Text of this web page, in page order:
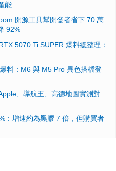
能
開源工具幫開發者省下 70 萬
92%
5070 Ti SUPER 爆料總整理：
料：M6 與 M5 Pro 異色搭檔登
、導航王、高德地圖實測對
：增速約為黑膠 7 倍，但購買者